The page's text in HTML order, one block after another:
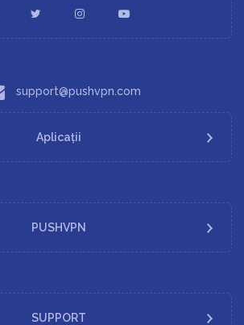
support@pushvpn.com
Aplicații
PUSHVPN
SUPPORT